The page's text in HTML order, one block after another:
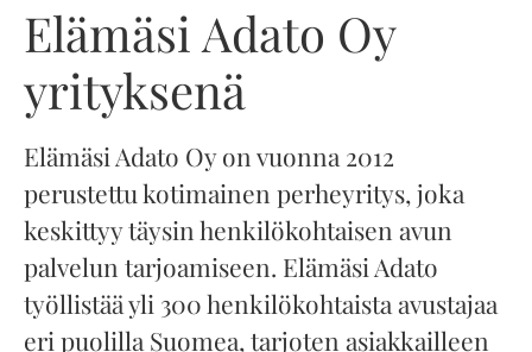
Elämäsi Adato Oy
yrityksenä
Elämäsi Adato Oy on vuonna 2012
perustettu kotimainen perheyritys, joka
keskittyy täysin henkilökohtaisen avun
palvelun tarjoamiseen. Elämäsi Adato
työllistää yli 300 henkilökohtaista avustajaa
eri puolilla Suomea, tarjoten asiakkailleen